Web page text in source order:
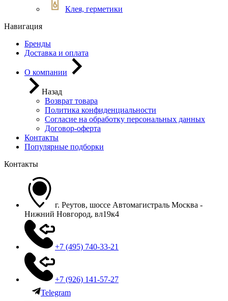
Клея, герметики
Навигация
Бренды
Доставка и оплата
О компании
Назад
Возврат товара
Политика конфиденциальности
Согласие на обработку персональных данных
Договор-оферта
Контакты
Популярные подборки
Контакты
г. Реутов, шоссе Автомагистраль Москва -
Нижний Новгород, вл19к4
+7 (495) 740-33-21
+7 (926) 141-57-27
Telegram